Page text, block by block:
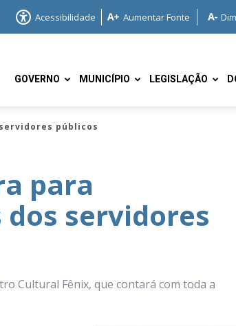
Acessibilidade Aumentar Fonte
GOVERNO MUNICÍPIO LEGISLAÇÃO
públicos
para
servidores
Cultural Fênix, que contará com toda a